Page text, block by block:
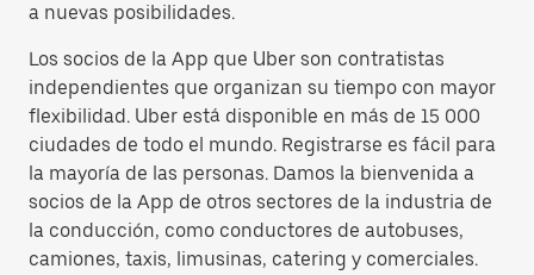
a nuevas posibilidades.
Los socios de la App que Uber son contratistas
independientes que organizan su tiempo con mayor
flexibilidad. Uber está disponible en más de 15 000
ciudades de todo el mundo. Registrarse es fácil para
la mayoría de las personas. Damos la bienvenida a
socios de la App de otros sectores de la industria de
la conducción, como conductores de autobuses,
camiones, taxis, limusinas, catering y comerciales.